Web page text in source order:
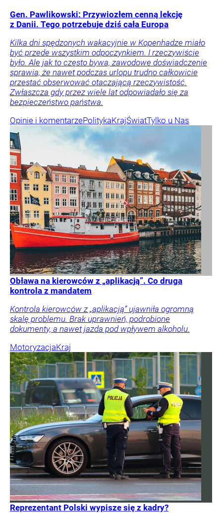
Gen. Pawlikowski: Przywiozłem cenną lekcję
z Danii. Tego potrzebuje dziś cała Europa
Kilka dni spędzonych wakacyjnie w Kopenhadze miało
być przede wszystkim odpoczynkiem. I rzeczywiście
było. Ale jak to często bywa, zawodowe doświadczenie
sprawia, że nawet podczas urlopu trudno całkowicie
przestać obserwować otaczającą rzeczywistość.
Zwłaszcza gdy przez wiele lat odpowiadało się za
bezpieczeństwo państwa.
Opinie i komentarzePolitykaKrajŚwiatTylko u Nas
Obława na kierowców z „aplikacją”. Co druga
kontrola z mandatem
Kontrola kierowców z „aplikacją” ujawniła ogromną
skalę problemu. Brak uprawnień, podrobione
dokumenty, a nawet jazda pod wpływem alkoholu.
MotoryzacjaKraj
Reprezentant Polski wypisze się z kadry?